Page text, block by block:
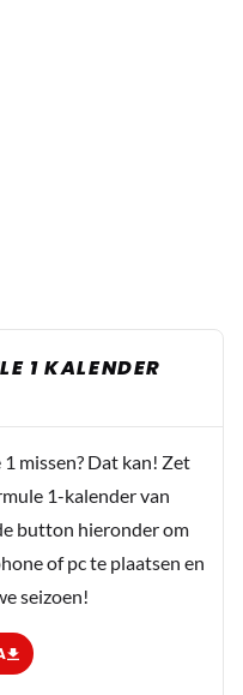
1 KALENDER
missen? Dat kan! Zet
1-kalender van
button hieronder om
of pc te plaatsen en
seizoen!